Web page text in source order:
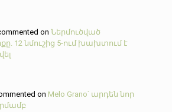
onՆերմուծված
12 նմուշից 5-ում խախտում է
on Melo Grano՝ արդեն նոր